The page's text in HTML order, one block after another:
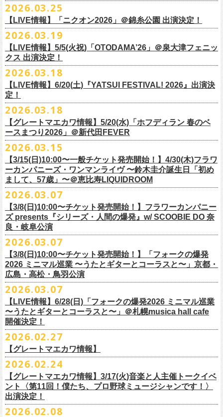
仕様：チャーム4種（けいくん、まーちゃん、けんちゃん、
ミ蒸着袋入り(*どれになるかお楽しみスタイル）
素材 ： 黄色アクリル , シリコンリング , ステンレス製カニカン
サイズ ： （本体）40×28mm 厚み3mm
◎「レッツけんこうステッカーセット」*6枚組
価格：￥1,000（税込）
素材 ： 塩ビ
各サイズ
けいくん：51×74mm
まーちゃん：44×70mm
けんちゃん：41×64mm
こにし：49×66mm
バンドロゴ：74×45mm
チキパン(CHICKEN PUNKS)：45×90mm
◎怒髪天&フラワーカンパニーズ presents 「ジャンピング乾杯TOUR
2026 “オレたち足腰お達者くらぶ”」
・9月5日(土) 滋賀U☆STONE 17:00/17:30 （問）清水音泉 06-6357-
3666 (平日12:00〜17:00) info@shimizuonsen.com
・9月6日(日) 伊勢RHYTHM 16:00/16:30 （問）JAILHOUSE 052-936-
6041www.jailhouse.jp
・9月12日(土) 弘前KEEP THE BEAT 17:00/17:30 （問）ノースロード
ミュージック秋田 018-833-7100
・9月13日(日) 秋田Club SWINDLE 15:30/16:00 （問）ノースロードミュ
ージック秋田 018-833-7100
出演：怒髪天、フラワーカンパニーズ
チケット料金：オールスタンディング ￥6,900（税込/ドリンク代別途
要）※未就学児童入場不可(小学生以上のご入場される方全てにチケット
必要)
一般チケット発売日：6月6日(土)
要）
一般チケット発売日：6月6日(土)予定
問い合わせ：LIVE BOX MA・YASCO
◎「グレートマエカワ第57回誕生日会 in 奄美大島」
日時：2026年9月27日(日) 開場17:00 開演18:00
会場：奄美大島＠ ROAD HOUSE ASiVi
出演：フラワーカンパニーズ
オープニングアクトあり：楠田莉子BAND
チケット料金：前売 ¥4,500（税込/整理番号付/ドリンク代別途要）
一般チケット発売日：6月6日(土)予定
問い合わせ：ROAD HOUSE ASiVi
7/26(日)宮古の2公演にフラワーカンパニーズの出演が決定！
久しぶりのサンボマスターとの対バン、どうぞお楽しみに！
◎サンボマスター「ロックンロール デスティネーション in とうほく
「from ふくしま for ふくしま」
＊石巻公演
日時：2026年7月25日(土) 開場 17:30 / 開演 18:00
会場：宮城・石巻BLUE RESISTANCE
出演：サンボマスター、フラワーカンパニーズ
チケット料金：
前売 ¥5,500(税込/ドリンク代別）
U-22割 ￥4,500(税込/ドリンク代別/身分証持参必須（コピー不可/公演当
日提示できない場合は一般価格チケットとの差額分をお支払いいただき
ます)
※１人１枚※未就学児入場不可/小学生以上チケット必要
一般チケット発売日：2026年6月6日(土)
＊ライブハウス会場限定店頭先行：4/4(土) 12:00〜19:00
・石巻 BLUE RESISTANCE店頭
〒986-0824 宮城県石巻市立町１丁目１－２－１
*注意事項
東北地方在住者のみの先着販売となります
１人１枚のみ購入可能
住所記載の身分証確認持参の上、
します
購入は現金のみとなります
転売は固く禁止とさせていただきます
公演当日も身分証を確認させて頂きます（U-22割も同様）
当日11:30〜整列開始いたします
近隣のご迷惑になるためそれ以前のお並びは禁止とさせていただきます
その他詳細：
問い合わせ：G.I.P.https://www.gip-web.co.jp/t/info
＊宮古公演
日時：2026年7月26日(日) 開場 17:30 / 開演 18:00
会場：岩手・カウンターアクション宮古
出演：サンボマスター、フラワーカンパニーズ
チケット料金：
前売 ¥5,500(税込/ドリンク代別）
6/21(日)「G-FREAK FACTORY presents “MAD SOUL CONNECTION
vo.24″」＠前橋DYVER にて、G-FREAK FACTORYとの対バンが決定！
一般発売日に先がけ、4/4(土) 10:00よりオフィシャル先行受付もスター
ト。どうぞお見逃しなく！
◎「G-FREAK FACTORY presents “MAD SOUL CONNECTION vo.24″」
日時：2026年6月21日(日) 開場16:30 / 開演 17:00
会場：前橋DYVER
出演：G-FREAK FACTORY、フラワーカンパニーズ
チケット料金：前売 ¥4,500(税込/ドリンク代別）
一般チケット発売日：4/25(土) 10:00
▼OFFICIAL HP先行
【受付期間】4/4(土) 10:00 ～ 4/12(日) 23:59
【当落・入金期間】4/15(水) 13:00 ～ 4/19(日) 21:00
【受付URL】https://eplus.jp/g-freakfactory/
○枚数制限：お一人様2枚まで
○3歳以上のお客様はチケットが必要。「3歳未満のお子様」は保護者と一
緒の場合は保護者1名につき1名まで入場無料。（保護者1名、「3歳未満
のお子様」2名の場合は入場不可。）
○今回のイベントに関しては、電子チケットまたは紙チケットとさせて頂
きます。
————————————————
問い合わせ：https://info.diskgarage.com/
フラワーカンパニーズ presents「DRAGON DELUXE 2026」開催決定！
「DRAGON DELUXE」は、“名古屋のロックシーン活性化”、“
ら応援してくれている名古屋の皆さんへの恩返し”、“名古屋への郷土愛”の
3つをテーマに掲げ、2012年より地元・名古屋で開催しているフラワーカ
ンパニーズの主催イベント。
15回目となる今年は初のアコースティックセットスタイル”フォークの爆
発編”で開催！
ゲストにお招きするのは、YO-KING、そしてヒグチアイ！
素敵な弾き語りをしてくださるお二人と共に、
す。
◎フラワーカンパニーズ presents 「DRAGON DELUXE 2026 〜フォーク
の爆発編〜」
日時：2026年8月30日(日) 開場16:30 開演17:00
会場：愛知＠名古屋 DIAMOND HALL
出演：フラワーカンパニーズ（*アコースティックSET）、
グチアイ
チケット料金：前売 ¥5,500（税込/椅子席/整理番号付/ドリンク代別途
要）
一般チケット発売日：5月23日(土) 10:00
「ARABAKI ROCK FEST.26」4/26(日)MICHINOKU PEACE SESSION
した！
◎「ARABAKI ROCK FEST.26」
日時：4月25日(土) 開場9:30 開演10:30
4月26日(日) 開場9:30 開演10:30 ※竹安堅一の出演は4/26(日)
のみ
会場：国営みちのく杜の湖畔公園 北地区 エコキャンプみちのく
HP：https://arabaki.com/
[GTR祭’26 SPECIAL BAND]
＊The Birthday (クハラカズユキ, ヒライハルキ, フジイケンジ)
＊ Paledusk
・Kyeboad：高野勲
[GUEST GUITAR ＆ VOCALS]
・うつみようこ
・菅原卓郎(9mm Parabellum Bullet)
・曽我部恵一
・竹安堅一(フラワーカンパニーズ)
・TAKUMA(10-FEET)
・Duran
・TOSHI-LOW (OAU/BRAHMAN/the LOW-ATUS)
&KOHKI(OAU/BRAHMAN)
・布袋寅泰
・ホリエアツシ(ストレイテナー)
・松尾レミ(GLIM SPANKY)
・宮崎朝子（SHISHAMO）
・山田将司＆菅波栄純（THE BACK HORN）
THE BOYS&GIRLS 15th ANNIVERSARY TOUR《GO AHEAD 2026》に
フラワーカンパニーズの出演が決定！
7月23日(木)＠八王子RIPS にて、15周年お祝いさせていただきます！
◎THE BOYS&GIRLS 15th ANNIVERSARY TOUR《GO AHEAD 2026》
日時：2026年7月23日(木) OPEN 18:30 / START 19:00
会場：八王子RIPS
出演：THE BOYS&GIRLS、フラワーカンパニーズ
チケット料金：5,000円/10代割：¥4,000 （税込/ドリンク代別)
その他詳細：https://www.theboysandgirls.net/goahead26
7月8月に開催するフラワーカンパニーズのアコースティック企画「フォ
が3/28(土)10:00よりスタート！
また、先日追加発表いたしました「フォークの爆発2026 ミニマル巡業 〜
うたとギターとコーラスと〜」6/28(日)＠札幌musica hall cafeのチケット
も同じく3/28(土)10:00よりスタート！
◎「フォークの爆発2026 〜座って演奏するスタイルです〜」
7/4(土)岡山・倉敷新渓園敬倹堂 16:30/17:00 問：キャンディープロモ
ーション岡山
7/5(日)兵庫・神戸クラブ月世界 15:30/16:00 問：清水音泉
7/11(土)岐阜・郡上八幡Club Layla 16:30/17:00 問：クラブレイラ
7/19(日)東京・有楽町I’M A SHOW 15:15/16:00 問：ネクストロード
8/1(土)福岡・門司BRICK HALL 16:30/17:00 問：ブリックホール
8/2(日)福岡・門司BRICK HALL 15:30/16:00 問：ブリックホール
チケット料金：5,500円（税込/整理番号付/ドリンク代別）
※7/4＠倉敷はドリンク代なし、7/19＠東京は全席指定
※高校生以下は当日¥2,000キャッシュバック（当日年齢を証明できるも
の（学生証、保険証など）
一般チケット発売日：3月28日(土)
■3月28日(土)22:05〜22:55 NHKラジオ「尾崎世界観のとりあえず明日を
生きるラジオ」
＊鈴木圭介がゲストとして出演
https://www.nhk.jp/p/rs/KG9YLK9LWL/
2026.03.25
【LIVE情報】「ニクオン2026」＠錦糸公園 出演決定！
5月23日(土)、24日(日)＠東京・錦糸公園で行われる「ニクオン2026」に
フラワーカンパニーズの出演が決定！
フラカンの出演はいずれか1日となります。
◎「ニクオン2026」
日時：2026年5月23日(土)、24日(日) 11:00〜19:00 ※フラワーカンパ
ニーズの出演はいずれか1日
会場：錦糸公園（東京都墨田区錦糸4-15-1）
出演：フラワーカンパニーズ、勝手にしやがれ、馬場俊英、
ジャンクフジヤマ、THESE THREE WORDS、Ally CARAVAN、the
Tiger、island etc.、BOΦGY 他
入場/観覧：無料/オールスタンディング
アクセス：JR総武線「錦糸町駅」北口より徒歩3分、
「錦糸町駅」4番出口すぐ
肉ハジケテ、音シタタル。 フードフェスと音楽フェスのコラボイベント
「ニクオン2026」
今年も開催！
墨田区を中心とした人気飲食店約20店舗が自慢の肉料理を披露。ステー
ジでは今年も極上のライブをお届け。
お肉をたっぷり味わいながら、生の音楽に酔いしれる「ニクオン」。今
年もお楽しみください！
2026.03.19
【LIVE情報】5/5(火祝)「OTODAMA’26」＠泉大津フェニッ
クス 出演決定！
5/4(月祝)5/5(火祝)＠大阪・泉大津フェニックスで開催される
「OTODAMA’26」にフラワーカンパニーズの出演が決定！
フラワーカンパニーズは5月5日(火祝)、10:00開場後の朝イチ！源泉テン
トにて”皆勤風呂ントアクト”として皆さんをお迎えします。
2026.03.18
【LIVE情報】6/20(土)『YATSUI FESTIVAL! 2026』出演決
定！
6月20日(土)、21日(日)に渋谷のライブハウスで開催される『YATSUI
FESTIVAL! 2025』にフラワーカンパニーズの出演が決定！
フラカンの出演は6月20日(土)になります。
2026.03.18
【グレートマエカワ情報】5/20(水)「ホフディラン 春のベ
ースまつり2026」＠新代田FEVER
2026.03.15
【3/15(日)10:00〜一般チケット発売開始！】4/30(木)フラワ
ーカンパニーズ・ワンマンライヴ 〜鈴木圭介誕生日「初め
まして、57歳」〜＠恵比寿LIQUIDROOM
4/30(木)鈴木圭介57歳の誕生日に恵比寿
ブ、本日より一般チケットの発売がスタート！
◎フラワーカンパニーズ・ワンマンライヴ
〜鈴木圭介誕生日「初めまして、57歳」〜
日時：2026年4月30日(木) 開場18:15／開園19:00
2026.03.07
【3/8(日)10:00〜チケット発売開始！】フラワーカンパニー
ズ presents『シリーズ・人間の爆発』w/ SCOOBIE DO 奈
良・岐阜公演
2026年5月に奈良と岐阜で開催、SCOOBIE DOを迎えお届けするフラワ
2026.03.07
【3/8(日)10:00〜チケット発売開始！】「フォークの爆発
2026 ミニマル巡業 〜うたとギターとコーラスと〜」京都・
広島・高松・鳥羽公演
2026.03.07
【LIVE情報】6/28(日)「フォークの爆発2026 ミニマル巡業
〜うたとギターとコーラスと〜」＠札幌musica hall cafe
開催決定！
2026.02.27
【グレートマエカワ情報】
2026.02.24
【グレートマエカワ情報】3/17(火)音楽と人主催トークイベ
ント〈第11回！僕たち、プロ野球ミュージシャンです！〉
出演決定！
【公演詳細】
2026.02.08